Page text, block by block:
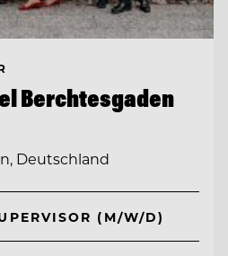
Berchtesgaden
Deutschland
(M/W/D)